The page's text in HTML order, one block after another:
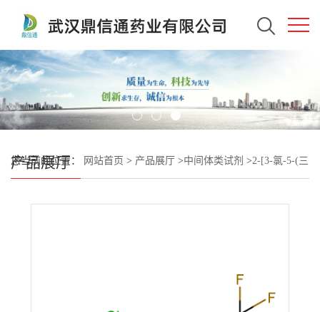
产品展厅
您当前的位置： 网站首页 > 产品展厅 >中间体类试剂 >2-[3-氯-5-(三